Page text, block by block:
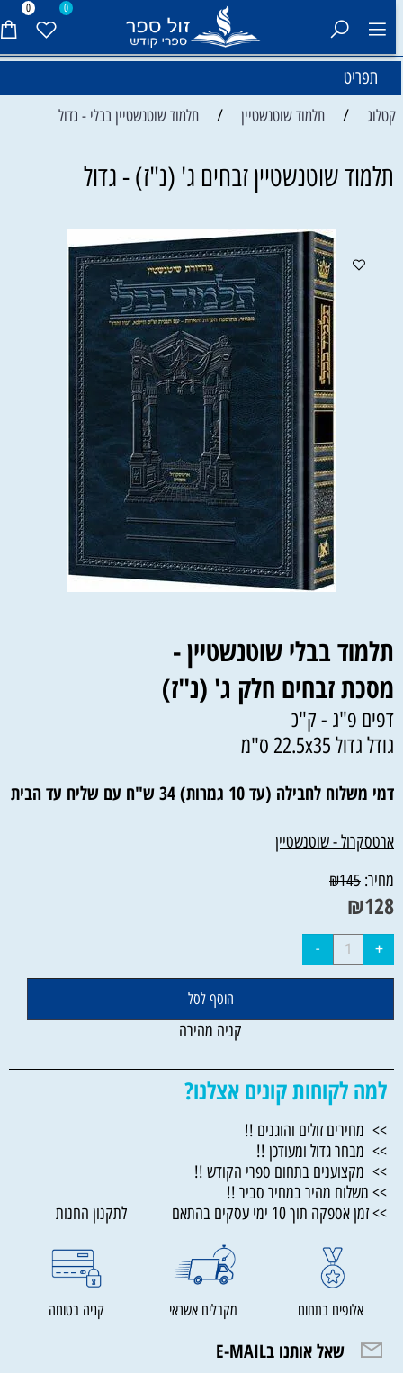
0 0
תפריט
קטלוג / תלמוד שוטנשטיין / תלמוד שוטנשטיין בבלי - גדול
תלמוד שוטנשטיין זבחים ג' (נ"ז) - גדול
תלמוד בבלי שוטנשטיין -
מסכת זבחים חלק ג' (נ"ז)
דפים פ"ג - ק"כ
גודל גדול 22.5x35 ס"מ
דמי משלוח לחבילה (עד 10 גמרות) 34 ש"ח עם שליח עד הבית
ארטסקרול - שוטנשטיין
מחיר:
₪145
₪128
הוסף לסל
קניה מהירה
למה לקוחות קונים אצלנו?
>> מחירים זולים והוגנים !!
>> מבחר גדול ומעודכן !!
>> מקצוענים בתחום ספרי הקודש !!
>> משלוח מהיר במחיר סביר !!
>> זמן אספקה תוך 10 ימי עסקים בהתאם לתקנון החנות
אלופים בתחום מקבלים אשראי קניה בטוחה
שאל אותנו בE-MAIL